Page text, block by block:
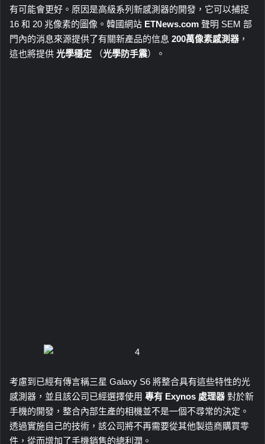
有可能會更好。原因是高級系列新感測器的開發，它可以捕捉
16 和 20 兆像素的圖像。韓國網站 ETNews.com 聲明 SEM 部
門內的消息來源提供了有關新產品的信息 200萬像素感測器 ，
這也將提供 光學穩定 （光學防手震）。
考慮到已經有傳言稱三星 Galaxy S6 將整合具有這些特性的光
感測器，並且該公司已經選擇使用 專有 Exynos 處理器 對於新
手機的開發，整合內部生產的相機並不是一個不尋常的決定。
透過實施自己的技術，該公司將不再需要從其他製造商購買零
件，從而增加了手機銷售的總利潤。